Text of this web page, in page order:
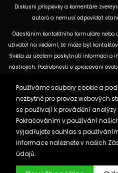
Diskusní příspěvky a komentáře
autorů a nemusí odpovídat
Odesláním kontaktního formuláře
uživatel na vědomí, že může být
Světa za účelem poskytnutí informací o
nástrojích. Podrobnosti o zpracování
dostupných na těchto internetových
být uvedeny informace o použitých
ke kterému se vztahují
Zásady ochrany osobních
Reklama
Burzovnisvet.cz © 2026
Používáme soubory cookie a
nezbytné pro provoz webových
se používají k provádění
Pokračováním v používání
vyjadřujete souhlas s
informace naleznete v našich
údajů.